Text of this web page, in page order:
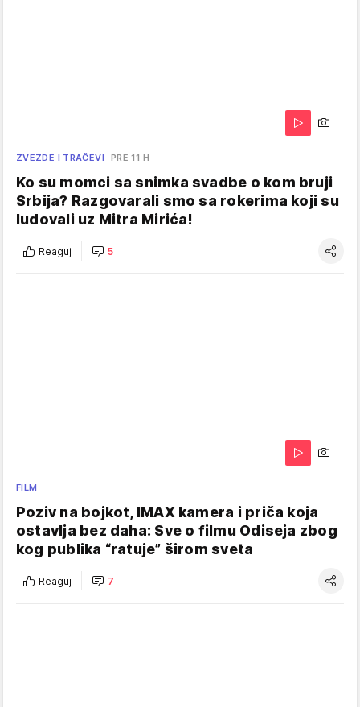
ZVEZDE I TRAČEVI PRE 11 H
Ko su momci sa snimka svadbe o kom bruji
Srbija? Razgovarali smo sa rokerima koji su
ludovali uz Mitra Mirića!
Reaguj 5
FILM
Poziv na bojkot, IMAX kamera i priča koja
ostavlja bez daha: Sve o filmu Odiseja zbog
kog publika “ratuje” širom sveta
Reaguj 7